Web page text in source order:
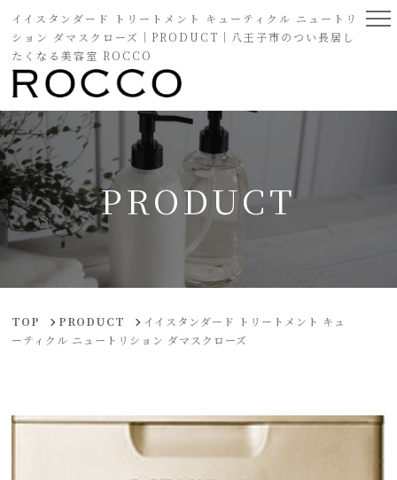
イイスタンダード トリートメント キューティクル ニュートリ
ション ダマスクローズ｜PRODUCT｜八王子市のつい長居し
たくなる美容室 ROCCO
PRODUCT
TOP PRODUCT
イイスタンダード トリートメント キュ
ーティクル ニュートリション ダマスクローズ